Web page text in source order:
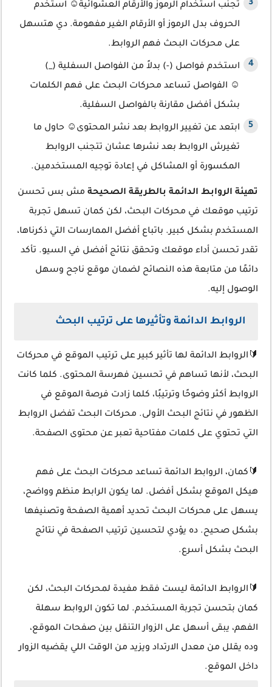
تجنب استخدام الرموز والأرقام العشوائية☺ استخدم
الحروف بدل الرموز أو الأرقام الغير مفهومة. دي هتسهل
على محركات البحث فهم الروابط.
استخدم فواصل (-) بدلاً من الفواصل السفلية (_)
☺ الفواصل تساعد محركات البحث على فهم الكلمات
بشكل أفضل مقارنة بالفواصل السفلية.
ابتعد عن تغيير الروابط بعد نشر المحتوى☺ حاول ما
تغيرش الروابط بعد نشرها عشان تتجنب الروابط
المكسورة أو المشاكل في إعادة توجيه المستخدمين.
تهيئة الروابط الدائمة بالطريقة الصحيحة مش بس تحسن
ترتيب موقعك في محركات البحث، لكن كمان تسهل تجربة
المستخدم بشكل كبير. باتباع أفضل الممارسات التي ذكرناها،
تقدر تحسن أداء موقعك وتحقق نتائج أفضل في السيو. تأكد
دائمًا من متابعة هذه النصائح لضمان موقع ناجح وسهل
الوصول إليه.
الروابط الدائمة وتأثيرها على ترتيب البحث
🔰الروابط الدائمة لها تأثير كبير على ترتيب الموقع في محركات
البحث، لأنها تساهم في تحسين فهرسة المحتوى. كلما كانت
الروابط أكثر وضوحًا وترتيبًا، كلما زادت فرصة الموقع في
الظهور في نتائج البحث الأولى. محركات البحث تفضل الروابط
التي تحتوي على كلمات مفتاحية تعبر عن محتوى الصفحة.
🔰كمان، الروابط الدائمة تساعد محركات البحث على فهم
هيكل الموقع بشكل أفضل. لما يكون الرابط منظم وواضح،
يسهل على محركات البحث تحديد أهمية الصفحة وتصنيفها
بشكل صحيح. ده يؤدي لتحسين ترتيب الصفحة في نتائج
البحث بشكل أسرع.
🔰الروابط الدائمة ليست فقط مفيدة لمحركات البحث، لكن
كمان بتحسن تجربة المستخدم. لما تكون الروابط سهلة
الفهم، يبقى أسهل على الزوار التنقل بين صفحات الموقع،
وده يقلل من معدل الارتداد ويزيد من الوقت اللي يقضيه الزوار
داخل الموقع.